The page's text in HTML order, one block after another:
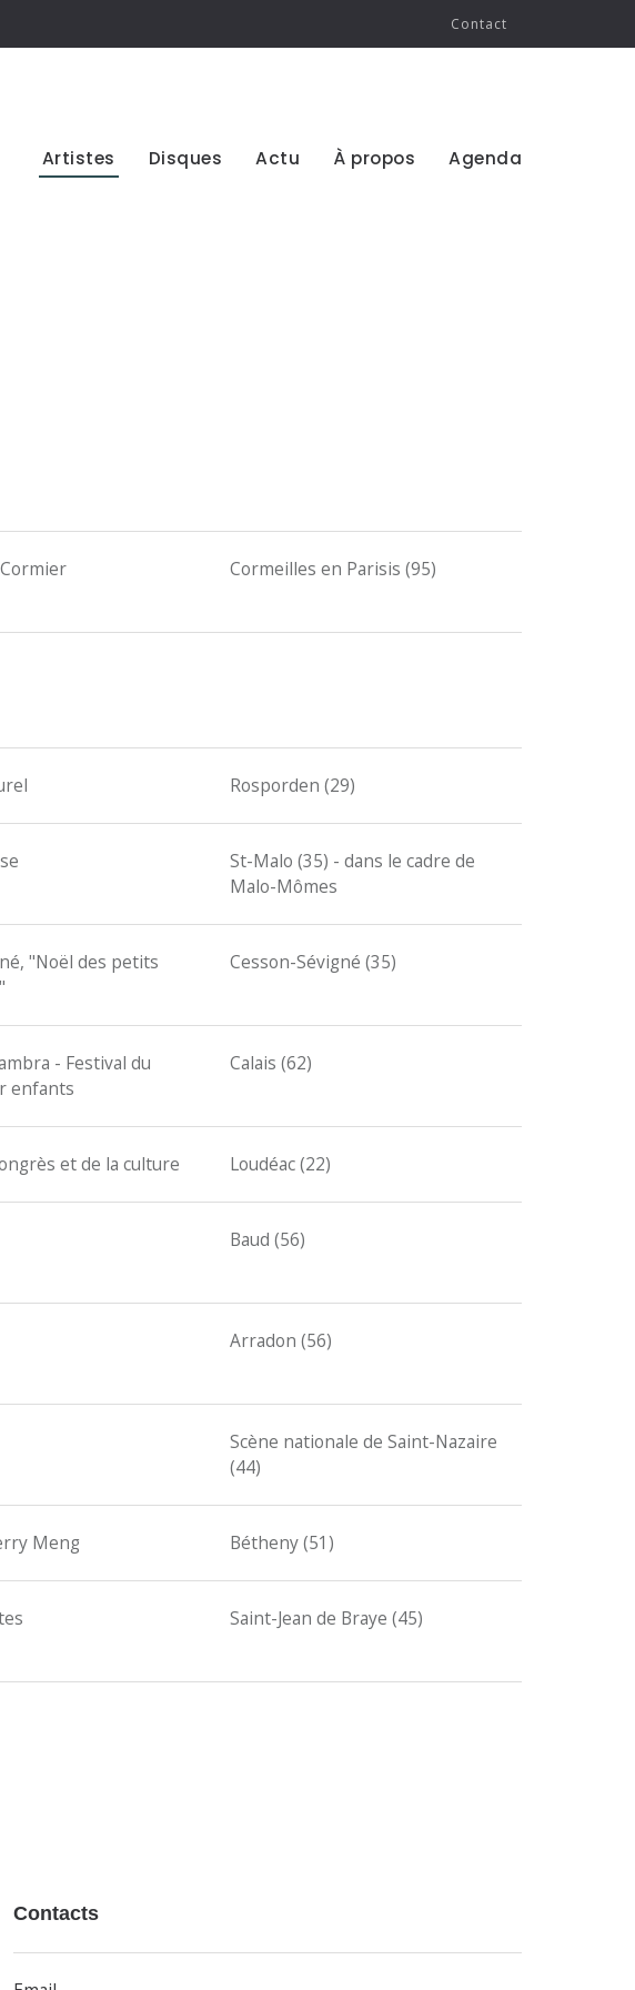
Contact
Artistes Disques Actu À propos Agenda
Cormeilles en Parisis (95)
Rosporden (29)
St-Malo (35) - dans le cadre de
Malo-Mômes
"Noël des petits
Cesson-Sévigné (35)
- Festival du
enfants
Calais (62)
et de la culture Loudéac (22)
Baud (56)
Arradon (56)
Scène nationale de Saint-Nazaire
(44)
Meng Bétheny (51)
Saint-Jean de Braye (45)
Contacts